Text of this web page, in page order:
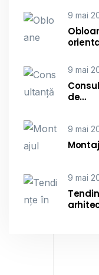
9 mai
9 mai
de…
9 mai
9 mai